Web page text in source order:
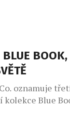
BOOK,
oznamuje
Blue